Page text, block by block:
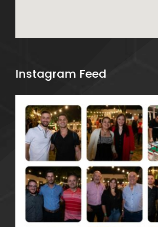
Instagram Feed